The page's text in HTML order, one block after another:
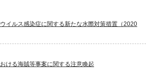
ウイルス感染症に関する新たな水際対策措置（2020
ける海賊等事案に関する注意喚起